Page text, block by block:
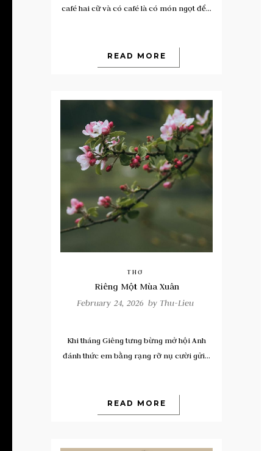
café hai cữ và có café là có món ngọt để...
READ MORE
THƠ
Riêng Một Mùa Xuân
February 24, 2026 by Thu-Lieu
Khi tháng Giêng tưng bừng mở hội Anh
đánh thức em bằng rạng rỡ nụ cười gửi...
READ MORE